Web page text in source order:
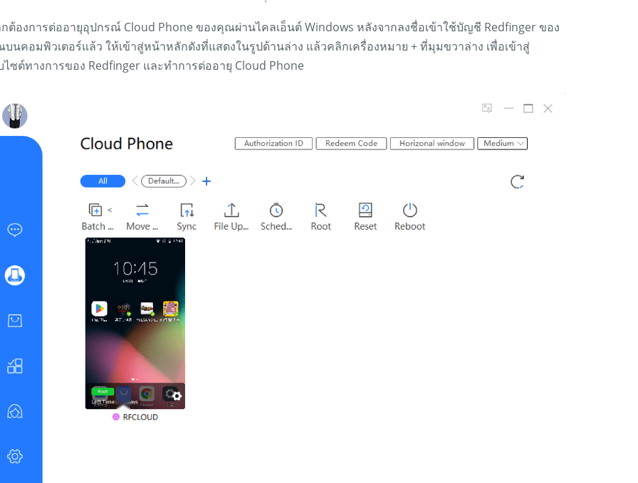
ต้องการต่ออายุอุปกรณ์ Cloud Phone ของคุณผ่านไคลเอ็นต์ Windows หลังจากลงชื่อเข้าใช้บัญชี Redfinger ของ
นคอมพิวเตอร์แล้ว ให้เข้าสู่หน้าหลักดังที่แสดงในรูปด้านล่าง แล้วคลิกเครื่องหมาย + ที่มุมขวาล่าง เพื่อเข้าสู่
ไซต์ทางการของ Redfinger และทำการต่ออายุ Cloud Phone